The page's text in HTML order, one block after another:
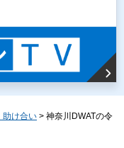
助け合い > 神奈川DWATの令